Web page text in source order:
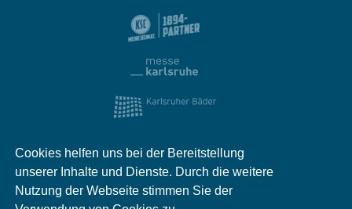
Cookies helfen uns bei der Bereitstellung
unserer Inhalte und Dienste. Durch die weitere
Nutzung der Webseite stimmen Sie der